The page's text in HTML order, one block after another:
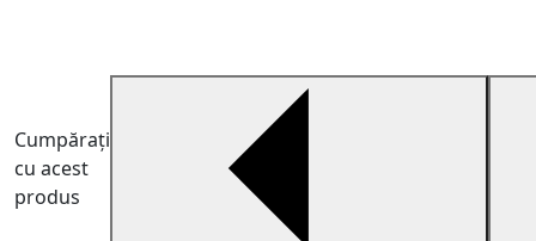
Cumpărați
cu acest
produs